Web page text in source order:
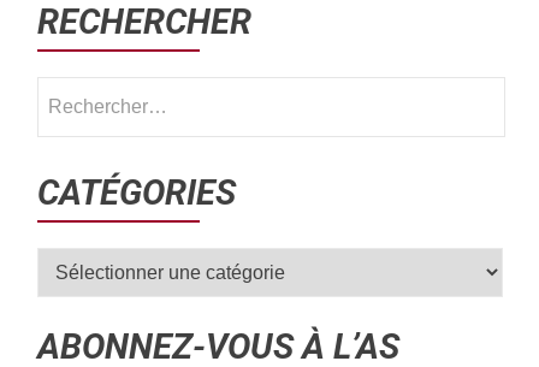
RECHERCHER
CATÉGORIES
ABONNEZ-VOUS À L’AS